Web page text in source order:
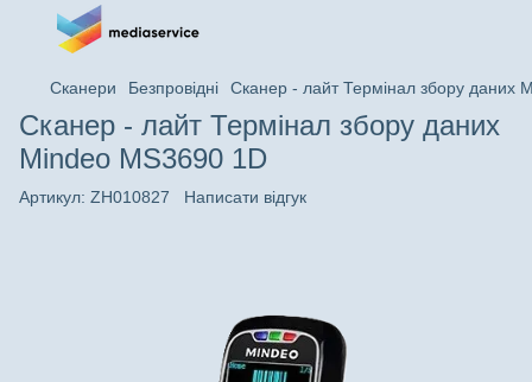
Сканери Безпровідні Сканер - лайт Термінал збору даних
Сканер - лайт Термінал збору даних
Mindeo MS3690 1D
Артикул: ZH010827 Написати відгук